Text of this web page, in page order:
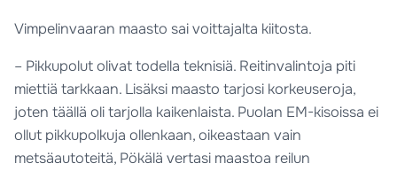
Vimpelinvaaran maasto sai voittajalta kiitosta.
– Pikkupolut olivat todella teknisiä. Reitinvalintoja piti
miettiä tarkkaan. Lisäksi maasto tarjosi korkeuseroja,
joten täällä oli tarjolla kaikenlaista. Puolan EM-kisoissa ei
ollut pikkupolkuja ollenkaan, oikeastaan vain
metsäautoteitä, Pökälä vertasi maastoa reilun